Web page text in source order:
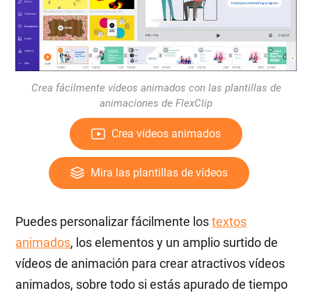
Crea fácilmente vídeos animados con las plantillas de
animaciones de FlexClip
Crea vídeos animados
Mira las plantillas de vídeos
Puedes personalizar fácilmente lostextos
animados, los elementos y un amplio surtido de
vídeos de animación para crear atractivos vídeos
animados, sobre todo si estás apurado de tiempo